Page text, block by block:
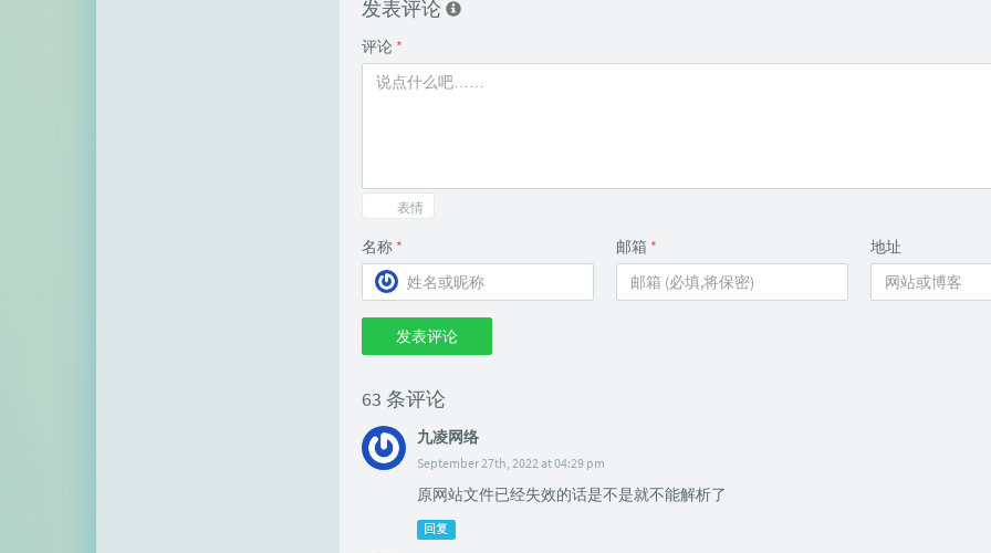
发表评论
评论 *
表情
名称 * 邮箱 * 地址
发表评论
63 条评论
九凌网络
September 27th, 2022 at 04:29 pm
原网站文件已经失效的话是不是就不能解析了
回复